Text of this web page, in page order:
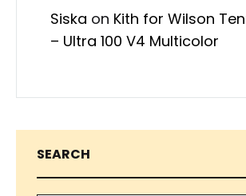
Siska on Kith for Wilson
– Ultra 100 V4 Multicolor
SEARCH